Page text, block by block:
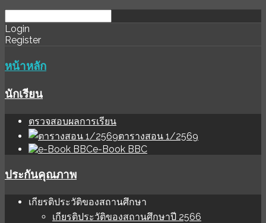
download
software
ihale
sınır
Login
Register
หน้าหลัก
นักเรียน
ตรวจสอบผลการเรียน
ตารางสอน 1/2569
e-Book BBC
ประกันคุณภาพ
เกียรติประวัติของสถานศึกษา
เกียรติประวัติของสถานศึกษาปี 2566